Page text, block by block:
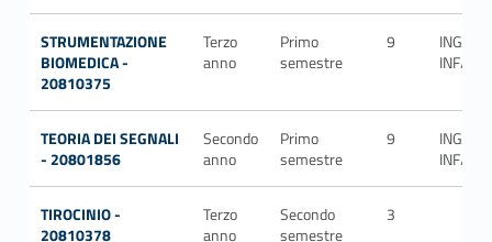
STRUMENTAZIONE
BIOMEDICA -
20810375
Terzo
anno
Primo
semestre
9
ING-
INF/06
TEORIA DEI SEGNALI
- 20801856
Secondo
anno
Primo
semestre
9
ING-
INF/03
TIROCINIO -
20810378
Terzo
anno
Secondo
semestre
3